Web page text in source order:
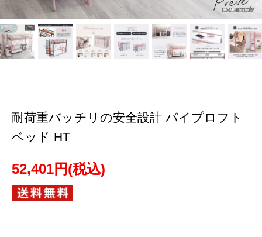
耐荷重バッチリの安全設計 パイプロフト
ベッド HT
52,401円(税込)